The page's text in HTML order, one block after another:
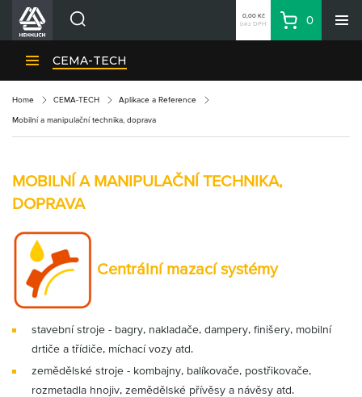
Divize HENNLICH
Blog
O firmě
CS
Přihlásit se
CZK
Partner Zone
0,00 Kč
bez DPH
Košík
0
CEMA-TECH
Home CEMA-TECH Aplikace a Reference
Mobilní a manipulační technika, doprava
MOBILNÍ A MANIPULAČNÍ TECHNIKA,
DOPRAVA
Centrální mazací systémy
stavební stroje - bagry, nakladače, dampery, finišery, mobilní
drtiče a třídiče, míchací vozy atd.
zemědělské stroje - kombajny, balíkovače, postřikovače,
rozmetadla hnojiv, zemědělské přívěsy a návěsy atd.